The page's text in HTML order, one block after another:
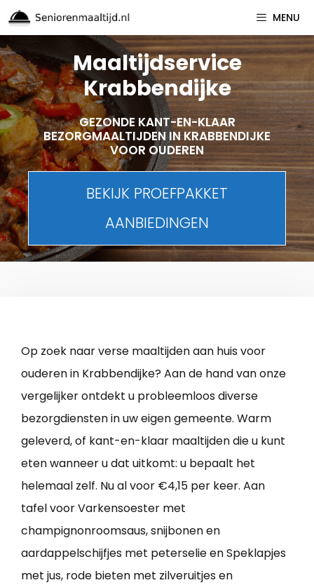
Spring
naar
inhoud
MENU
Maaltijdservice
Krabbendijke
GEZONDE KANT-EN-KLAAR
BEZORGMAALTIJDEN IN KRABBENDIJKE
VOOR OUDEREN
BEKIJK PROEFPAKKET
AANBIEDINGEN
Op zoek naar verse maaltijden aan huis voor
ouderen in Krabbendijke? Aan de hand van onze
vergelijker ontdekt u probleemloos diverse
bezorgdiensten in uw eigen gemeente. Warm
geleverd, of kant-en-klaar maaltijden die u kunt
eten wanneer u dat uitkomt: u bepaalt het
helemaal zelf. Nu al voor €4,15 per keer. Aan
tafel voor Varkensoester met
champignonroomsaus, snijbonen en
aardappelschijfjes met peterselie en Speklapjes
met jus, rode bieten met zilveruitjes en